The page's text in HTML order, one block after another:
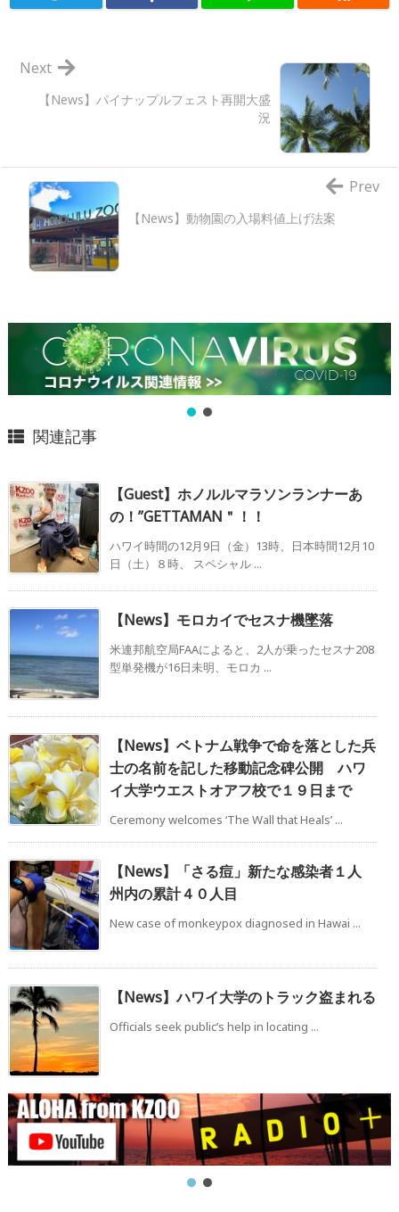
【News】パイナップルフェスト再開大盛
況
Next
【News】動物園の入場料値上げ法案
Prev
関連記事
【Guest】ホノルルマラソンランナーあ
の！”GETTAMAN＂！！
ハワイ時間の12月9日（金）13時、日本時間12月10
日（土）８時、 スペシャル ...
【News】モロカイでセスナ機墜落
米連邦航空局FAAによると、2人が乗ったセスナ208
型単発機が16日未明、モロカ ...
【News】ベトナム戦争で命を落とした兵
士の名前を記した移動記念碑公開 ハワ
イ大学ウエストオアフ校で１９日まで
Ceremony welcomes ‘The Wall that Heals’ ...
【News】「さる痘」新たな感染者１人
州内の累計４０人目
New case of monkeypox diagnosed in Hawai ...
【News】ハワイ大学のトラック盗まれる
Officials seek public’s help in locating ...